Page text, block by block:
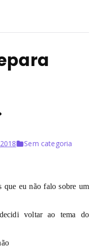
Sem categoria
que eu não falo sobre um
voltar ao tema do